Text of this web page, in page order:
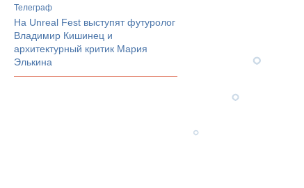
телеграф
На Unreal Fest выступят футуролог
Владимир Кишинец и
архитектурный критик Мария
Элькина